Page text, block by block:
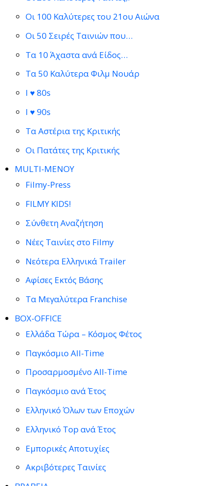
Οι 100 Καλύτερες του 21ου Αιώνα
Οι 50 Σειρές Ταινιών που…
Τα 10 Άχαστα ανά Είδος…
Τα 50 Καλύτερα Φιλμ Νουάρ
I ♥ 80s
I ♥ 90s
Τα Αστέρια της Κριτικής
Οι Πατάτες της Κριτικής
MULTI-ΜΕΝΟΥ
Filmy-Press
FILMY KIDS!
Σύνθετη Αναζήτηση
Νέες Ταινίες στο Filmy
Νεότερα Ελληνικά Trailer
Αφίσες Εκτός Βάσης
Τα Μεγαλύτερα Franchise
BOX-OFFICE
Ελλάδα Τώρα – Κόσμος Φέτος
Παγκόσμιο All-Time
Προσαρμοσμένο All-Time
Παγκόσμιο ανά Έτος
Ελληνικό Όλων των Εποχών
Ελληνικό Top ανά Έτος
Εμπορικές Αποτυχίες
Ακριβότερες Ταινίες